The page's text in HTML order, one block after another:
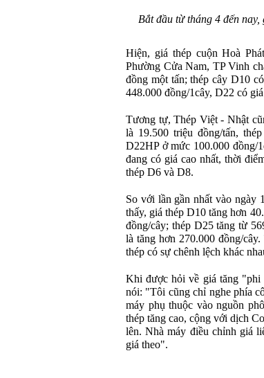
Bắt đầu từ tháng 4 đến
Hiện, giá thép cuộn Hoà
Phường Cửa Nam, TP Vinh
đồng một tấn; thép cây D10
448.000 đồng/1cây, D22 có
Tương tự, Thép Việt - Nhật
là 19.500 triệu đồng/tấn,
D22HP ở mức 100.000 đồng/
đang có giá cao nhất, thời
thép D6 và D8.
So với lần gần nhất vào ngày
thấy, giá thép D10 tăng hơn
đồng/cây; thép D25 tăng từ
là tăng hơn 270.000 đồng/
thép có sự chênh lệch khác
Khi được hỏi về giá tăng
nói: "Tôi cũng chỉ nghe phía
máy phụ thuộc vào nguồn
thép tăng cao, cộng với dịch
lên. Nhà máy điều chỉnh giá
giá theo".